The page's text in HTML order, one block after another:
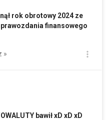
rok obrotowy 2024 ze
finansowego
»
bawił xD xD xD